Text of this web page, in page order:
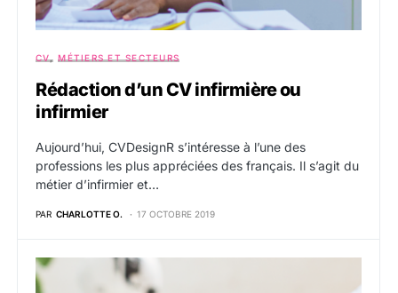
CV MÉTIERS ET SECTEURS
Rédaction d’un CV infirmière ou
infirmier
Aujourd’hui, CVDesignR s’intéresse à l’une des
professions les plus appréciées des français. Il s’agit du
métier d’infirmier et…
PAR CHARLOTTE O. 17 OCTOBRE 2019